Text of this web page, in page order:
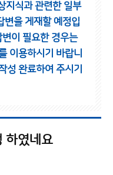
지식과 관련한 일부
변을 게재할 예정입
이 필요한 경우는
이용하시기 바랍니
성 완료하여 주시기
하였네요